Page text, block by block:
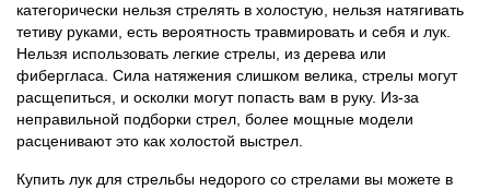
категорически нельзя стрелять в холостую, нельзя натягивать
тетиву руками, есть вероятность травмировать и себя и лук.
Нельзя использовать легкие стрелы, из дерева или
фибергласа. Сила натяжения слишком велика, стрелы могут
расщепиться, и осколки могут попасть вам в руку. Из-за
неправильной подборки стрел, более мощные модели
расценивают это как холостой выстрел.
Купить лук для стрельбы недорого со стрелами вы можете в